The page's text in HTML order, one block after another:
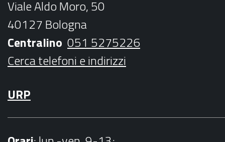
k
a
m
e
Viale Aldo Moro, 50
40127 Bologna
Centralino 051 5275226
Cerca telefoni e indirizzi
URP